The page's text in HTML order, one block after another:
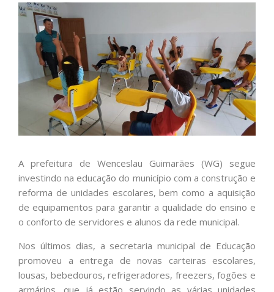
A prefeitura de Wenceslau Guimarães (WG) segue
investindo na educação do município com a construção e
reforma de unidades escolares, bem como a aquisição
de equipamentos para garantir a qualidade do ensino e
o conforto de servidores e alunos da rede municipal.
Nos últimos dias, a secretaria municipal de Educação
promoveu a entrega de novas carteiras escolares,
lousas, bebedouros, refrigeradores, freezers, fogões e
armários, que já estão servindo as várias unidades